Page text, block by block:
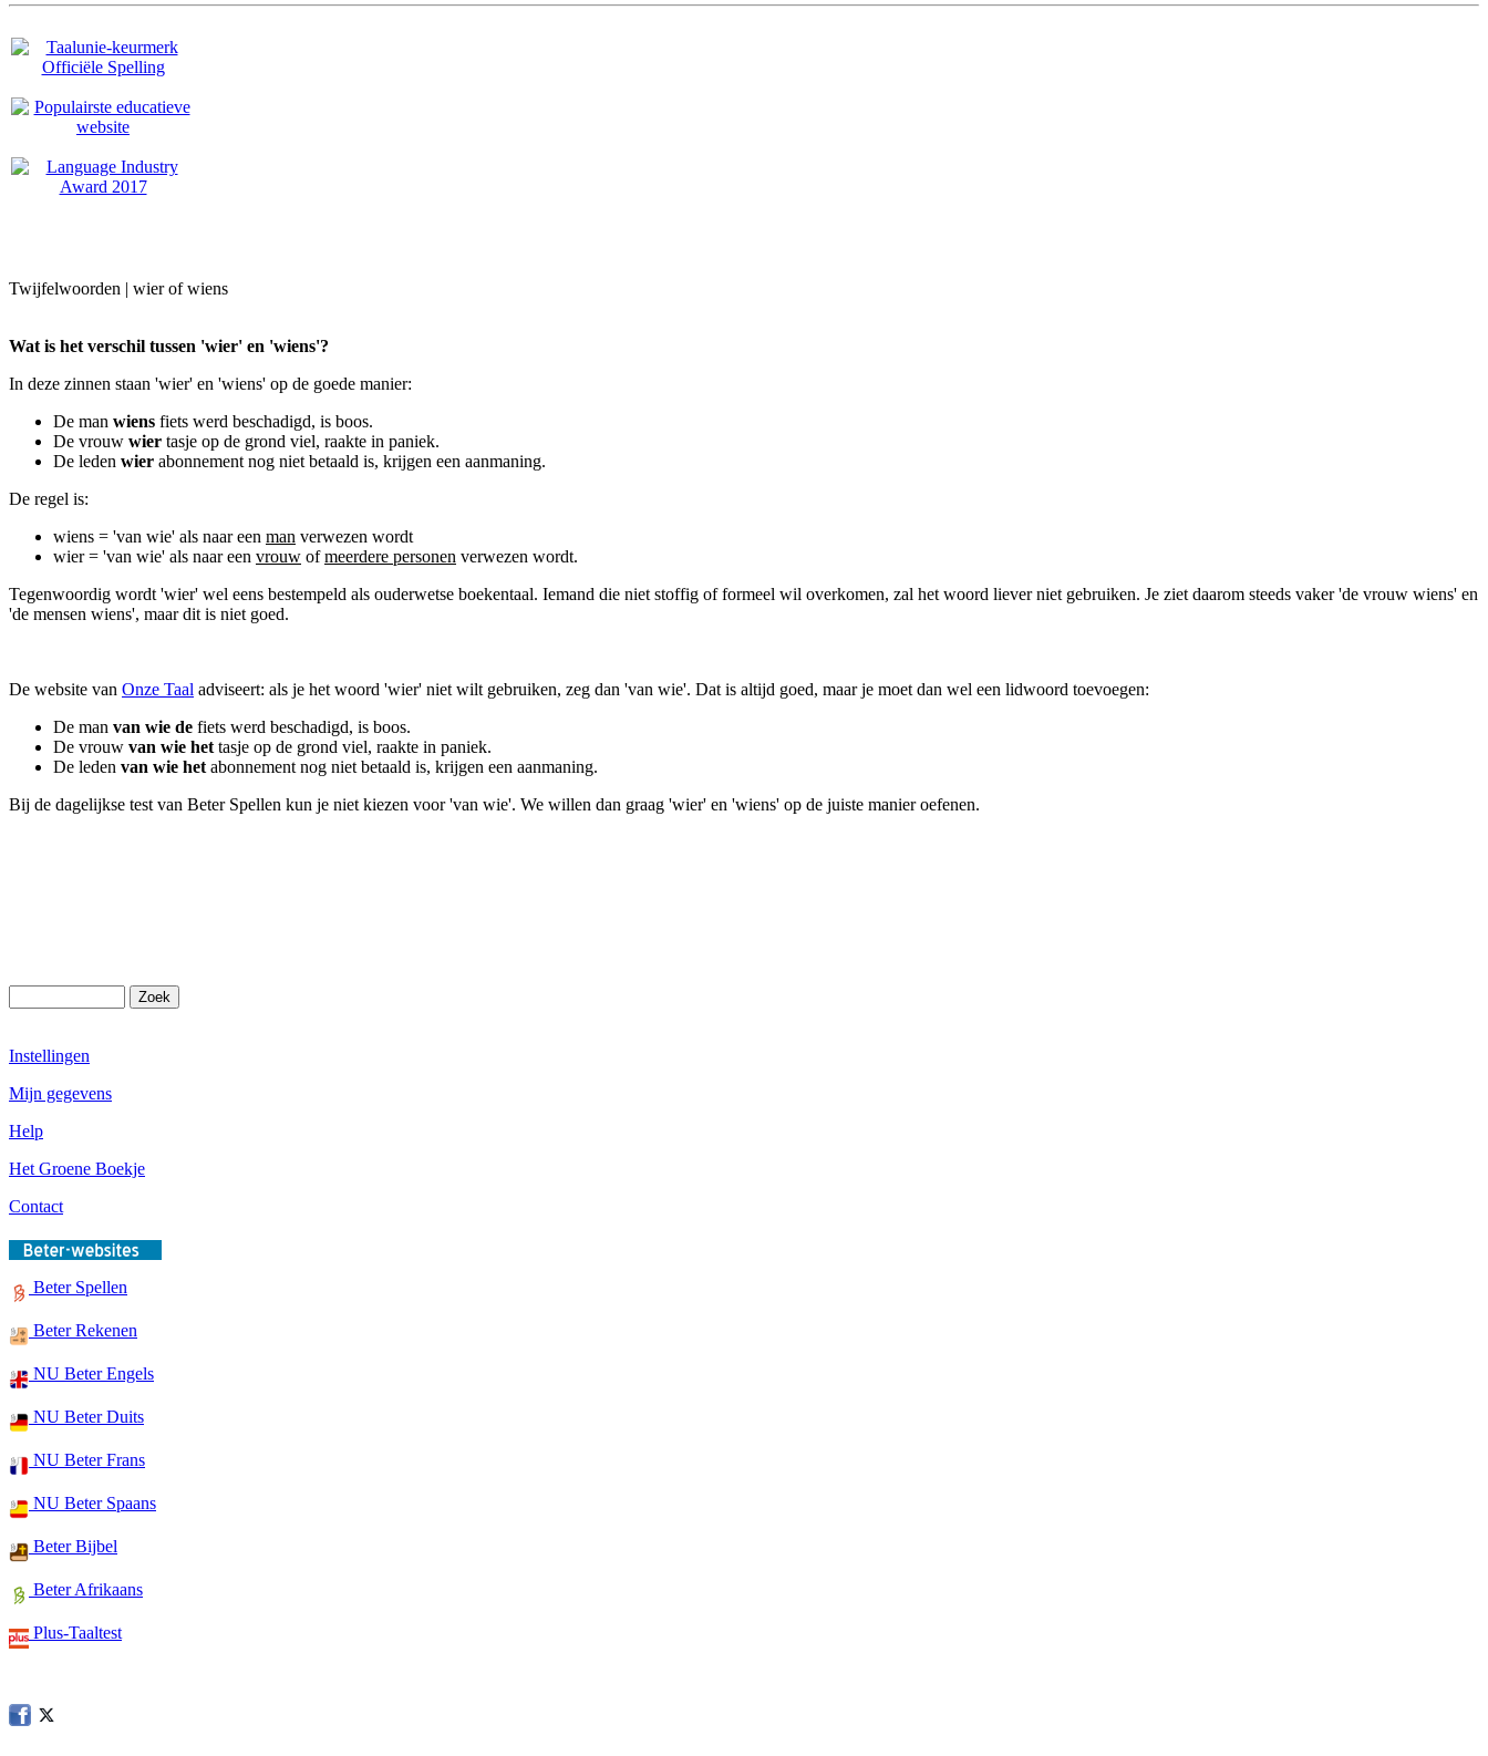
Twijfelwoorden | wier of wiens
Wat is het verschil tussen 'wier' en 'wiens'?
In deze zinnen staan 'wier' en 'wiens' op de goede manier:
De man wiens fiets werd beschadigd, is boos.
De vrouw wier tasje op de grond viel, raakte in paniek.
De leden wier abonnement nog niet betaald is, krijgen een aanmaning.
De regel is:
wiens = 'van wie' als naar een man verwezen wordt
wier = 'van wie' als naar een vrouw ofmeerdere personen verwezen wordt.
Tegenwoordig wordt 'wier' wel eens bestempeld als ouderwetse boekentaal. Iemand die niet stoffig of formeel wil overkomen, zal het woord liever niet gebruiken. Je ziet daarom steeds vaker 'de vrouw wiens' en
'de mensen wiens', maar dit is niet goed.
De website van Onze Taal adviseert: als je het woord 'wier' niet wilt gebruiken, zeg dan 'van wie'. Dat is altijd goed, maar je moet dan wel een lidwoord toevoegen:
De man van wie de fiets werd beschadigd, is boos.
De vrouw van wie het tasje op de grond viel, raakte in paniek.
De leden van wie het abonnement nog niet betaald is, krijgen een aanmaning.
Bij de dagelijkse test van Beter Spellen kun je niet kiezen voor 'van wie'. We willen dan graag 'wier' en 'wiens' op de juiste manier oefenen.
Instellingen
Mijn gegevens
Help
Het Groene Boekje
Contact
Beter Spellen
Beter Rekenen
NU Beter Engels
NU Beter Duits
NU Beter Frans
NU Beter Spaans
Beter Bijbel
Beter Afrikaans
Plus-Taaltest